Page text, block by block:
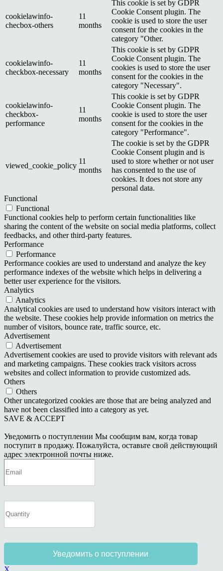
cookielawinfo-
checbox-others
11
months
This cookie is set by GDPR
Cookie Consent plugin. The
cookie is used to store the user
consent for the cookies in the
category "Other.
cookielawinfo-
checkbox-necessary
11
months
This cookie is set by GDPR
Cookie Consent plugin. The
cookies is used to store the user
consent for the cookies in the
category "Necessary".
cookielawinfo-
checkbox-
performance
11
months
This cookie is set by GDPR
Cookie Consent plugin. The
cookie is used to store the user
consent for the cookies in the
category "Performance".
viewed_cookie_policy
11
months
The cookie is set by the GDPR
Cookie Consent plugin and is
used to store whether or not user
has consented to the use of
cookies. It does not store any
personal data.
Functional
Functional
Functional cookies help to perform certain functionalities like
sharing the content of the website on social media platforms, collect
feedbacks, and other third-party features.
Performance
Performance
Performance cookies are used to understand and analyze the key
performance indexes of the website which helps in delivering a
better user experience for the visitors.
Analytics
Analytics
Analytical cookies are used to understand how visitors interact with
the website. These cookies help provide information on metrics the
number of visitors, bounce rate, traffic source, etc.
Advertisement
Advertisement
Advertisement cookies are used to provide visitors with relevant ads
and marketing campaigns. These cookies track visitors across
websites and collect information to provide customized ads.
Others
Others
Other uncategorized cookies are those that are being analyzed and
have not been classified into a category as yet.
SAVE & ACCEPT
Уведомить о поступлении Мы сообщим вам, когда товар
поступит в продажу. Пожалуйста, оставьте свой действующий
адрес электронной почты ниже.
Уведомить о поступлении
X